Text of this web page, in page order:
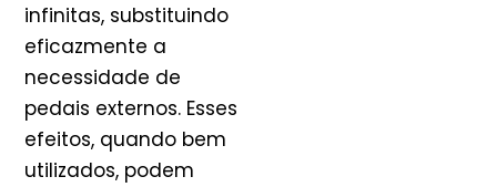
infinitas, substituindo
eficazmente a
necessidade de
pedais externos. Esses
efeitos, quando bem
utilizados, podem